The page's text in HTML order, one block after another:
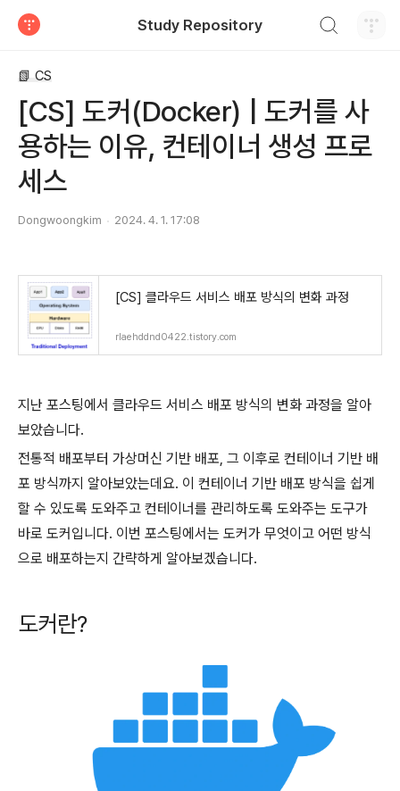
Study Repository
📗 CS
[CS] 도커(Docker) | 도커를 사
용하는 이유, 컨테이너 생성 프로
세스
Dongwoongkim 2024. 4. 1. 17:08
[CS] 클라우드 서비스 배포 방식의 변화 과정
rlaehddnd0422.tistory.com
지난 포스팅에서 클라우드 서비스 배포 방식의 변화 과정을 알아
보았습니다.
전통적 배포부터 가상머신 기반 배포, 그 이후로 컨테이너 기반 배
포 방식까지 알아보았는데요. 이 컨테이너 기반 배포 방식을 쉽게
할 수 있도록 도와주고 컨테이너를 관리하도록 도와주는 도구가
바로 도커입니다. 이번 포스팅에서는 도커가 무엇이고 어떤 방식
으로 배포하는지 간략하게 알아보겠습니다.
도커란?